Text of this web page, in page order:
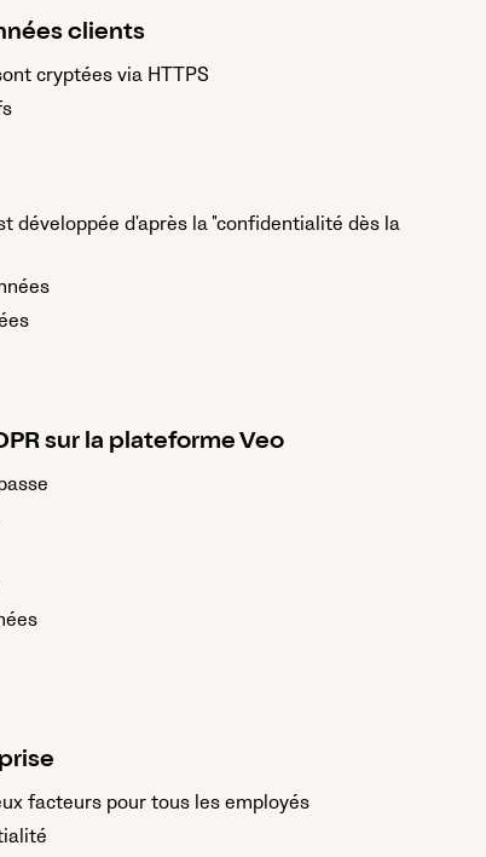
clients
cryptées via HTTPS
développée d'après la "confidentialité dès la
sur la plateforme Veo
facteurs pour tous les employés